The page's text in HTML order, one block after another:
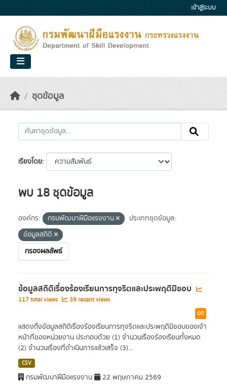
เข้าสู่ระบบ
ชุดข้อมูล
เรียงโดย
พบ 18 ชุดข้อมูล
องค์กร: กรมพัฒนาฝีมือแรงงาน
ประเภทชุดข้อมูล:
ข้อมูลสถิติ
กรองผลลัพธ์
ข้อมูลสถิติเรื่องร้องเรียนการทุจริตและประพฤติมิชอบ
117 total views 39 recent views
OIT
แสดงถึงข้อมูลสถิติเรื่องร้องเรียนการทุจริตและประพฤติมิชอบของเจ้า
หน้าที่ของหน่วยงาน ประกอบด้วย (1) จำนวนเรื่องร้องเรียนทั้งหมด
(2) จำนวนเรื่องที่ดำเนินการแล้วเสร็จ (3)...
CSV
กรมพัฒนาฝีมือแรงงาน 22 พฤษภาคม 2569